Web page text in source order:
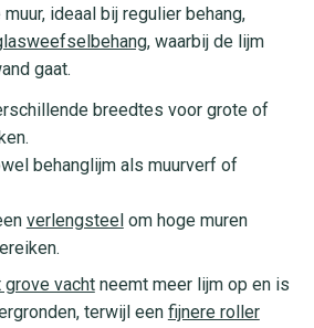
ideaal bij regulier behang,
, waarbij de lijm
gaat.
breedtes voor grote of
behanglijm als muurverf of
verlengsteelom hoge muren
grove vachtneemt meer lijm op en is
terwijl een fijnere roller